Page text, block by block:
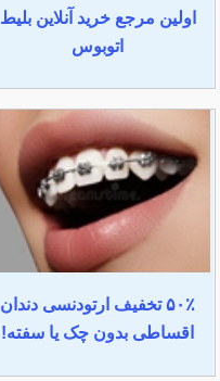
اولین مرجع خرید آنلاین بلیط
اتوبوس
۵۰٪ تخفیف ارتودنسی دندان
اقساطی بدون چک یا سفته!